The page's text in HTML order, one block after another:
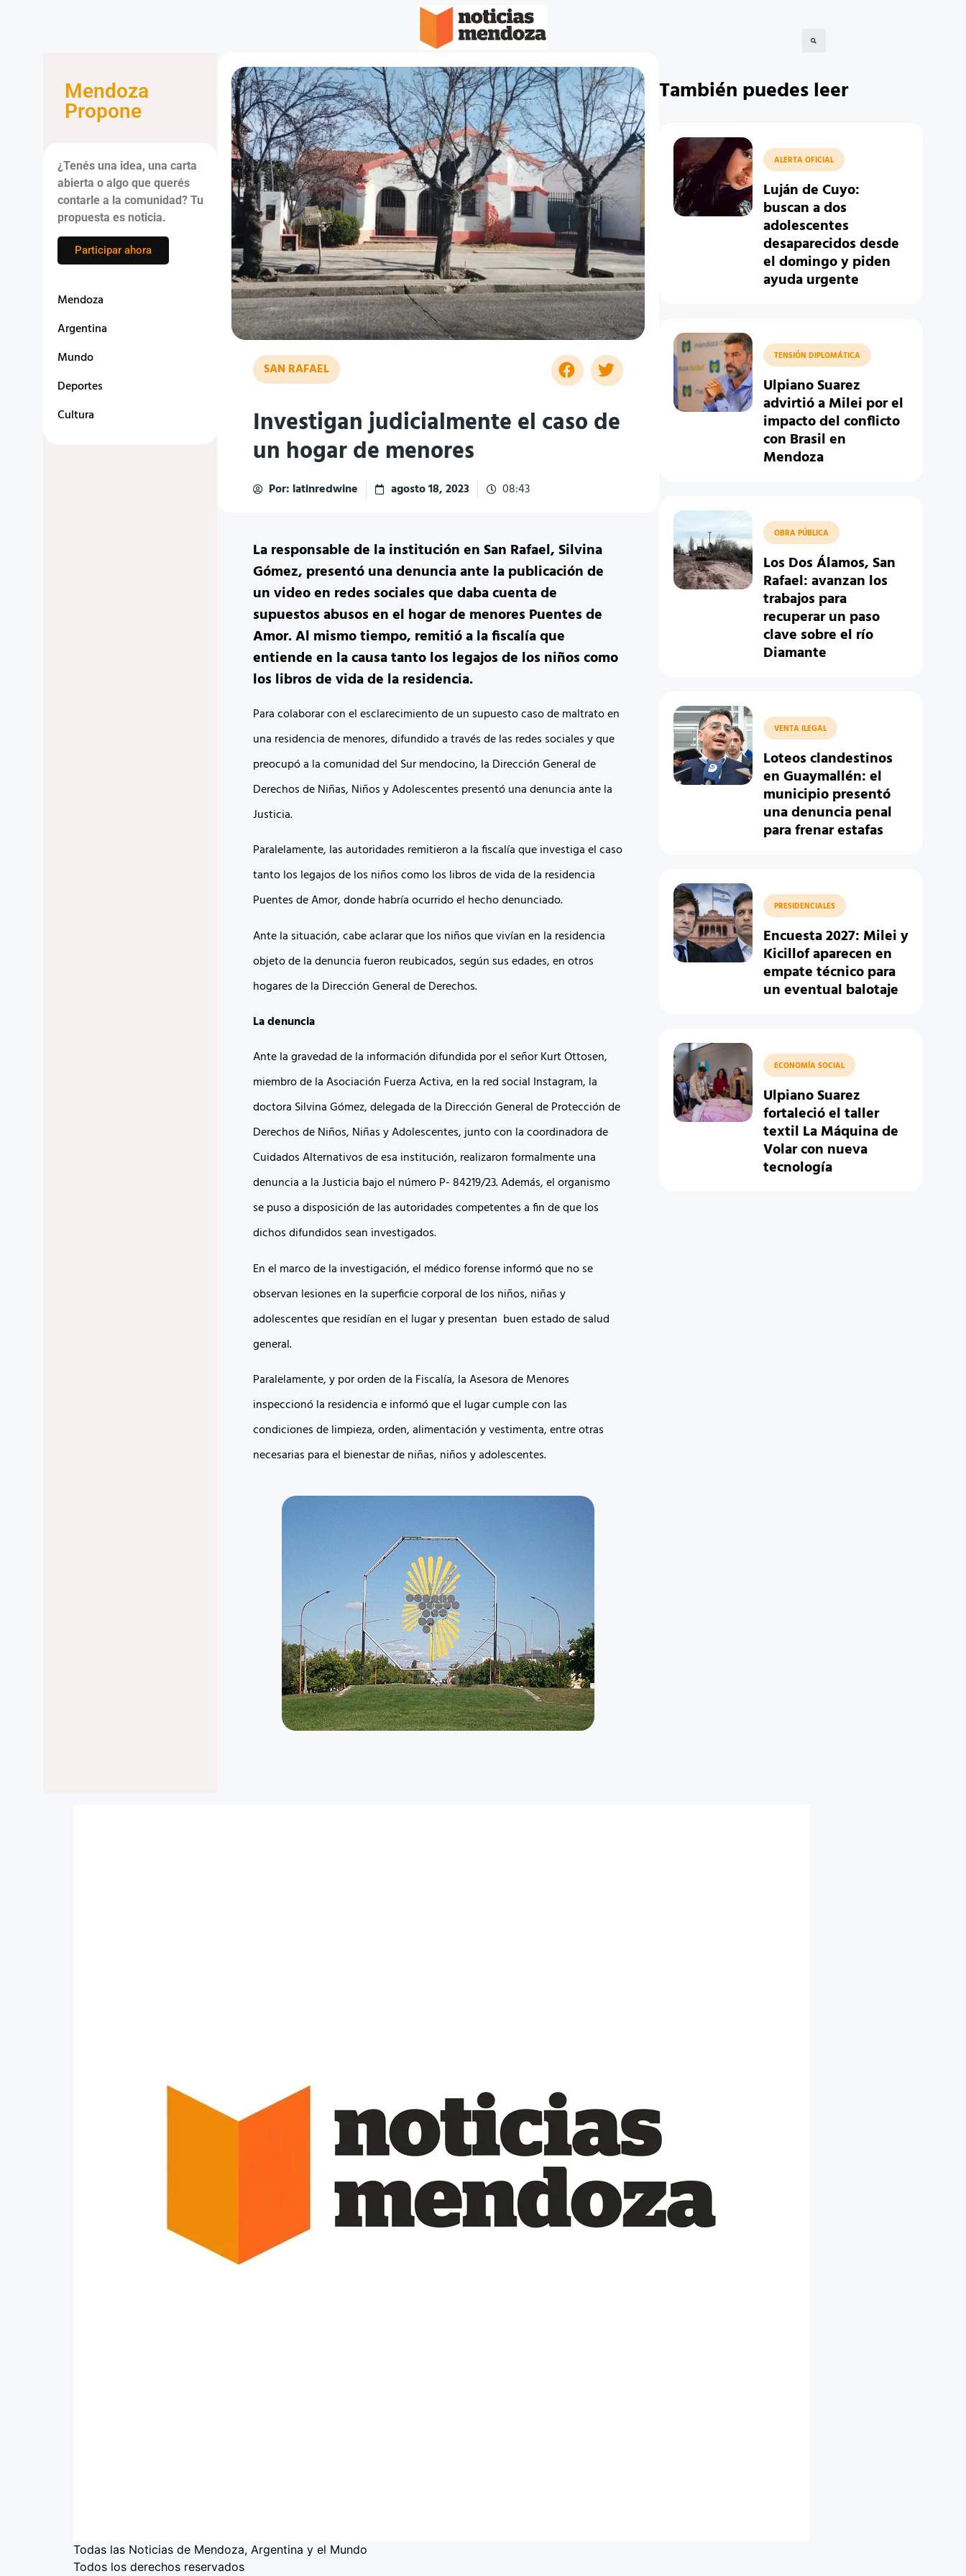
Mendoza
Propone
¿Tenés una idea, una carta
abierta o algo que querés
contarle a la comunidad? Tu
propuesta es noticia.
Participar ahora
Mendoza
Argentina
Mundo
Deportes
Cultura
SAN RAFAEL
Investigan judicialmente el caso de
un hogar de menores
Por: latinredwine agosto 18, 2023 08:43
La responsable de la institución en San Rafael, Silvina
Gómez, presentó una denuncia ante la publicación de
un video en redes sociales que daba cuenta de
supuestos abusos en el hogar de menores Puentes de
Amor. Al mismo tiempo, remitió a la fiscalía que
entiende en la causa tanto los legajos de los niños como
los libros de vida de la residencia.
Para colaborar con el esclarecimiento de un supuesto caso de maltrato en
una residencia de menores, difundido a través de las redes sociales y que
preocupó a la comunidad del Sur mendocino, la Dirección General de
Derechos de Niñas, Niños y Adolescentes presentó una denuncia ante la
Justicia.
Paralelamente, las autoridades remitieron a la fiscalía que investiga el caso
tanto los legajos de los niños como los libros de vida de la residencia
Puentes de Amor, donde habría ocurrido el hecho denunciado.
Ante la situación, cabe aclarar que los niños que vivían en la residencia
objeto de la denuncia fueron reubicados, según sus edades, en otros
hogares de la Dirección General de Derechos.
La denuncia
Ante la gravedad de la información difundida por el señor Kurt Ottosen,
miembro de la Asociación Fuerza Activa, en la red social Instagram, la
doctora Silvina Gómez, delegada de la Dirección General de Protección de
Derechos de Niños, Niñas y Adolescentes, junto con la coordinadora de
Cuidados Alternativos de esa institución, realizaron formalmente una
denuncia a la Justicia bajo el número P- 84219/23. Además, el organismo
se puso a disposición de las autoridades competentes a fin de que los
dichos difundidos sean investigados.
En el marco de la investigación, el médico forense informó que no se
observan lesiones en la superficie corporal de los niños, niñas y
adolescentes que residían en el lugar y presentan buen estado de salud
general.
Paralelamente, y por orden de la Fiscalía, la Asesora de Menores
inspeccionó la residencia e informó que el lugar cumple con las
condiciones de limpieza, orden, alimentación y vestimenta, entre otras
necesarias para el bienestar de niñas, niños y adolescentes.
También puedes leer
ALERTA OFICIAL
Luján de Cuyo:
buscan a dos
adolescentes
desaparecidos desde
el domingo y piden
ayuda urgente
TENSIÓN DIPLOMÁTICA
Ulpiano Suarez
advirtió a Milei por el
impacto del conflicto
con Brasil en
Mendoza
OBRA PÚBLICA
Los Dos Álamos, San
Rafael: avanzan los
trabajos para
recuperar un paso
clave sobre el río
Diamante
VENTA ILEGAL
Loteos clandestinos
en Guaymallén: el
municipio presentó
una denuncia penal
para frenar estafas
PRESIDENCIALES
Encuesta 2027: Milei y
Kicillof aparecen en
empate técnico para
un eventual balotaje
ECONOMÍA SOCIAL
Ulpiano Suarez
fortaleció el taller
textil La Máquina de
Volar con nueva
tecnología
Todas las Noticias de Mendoza, Argentina y el Mundo
Todos los derechos reservados